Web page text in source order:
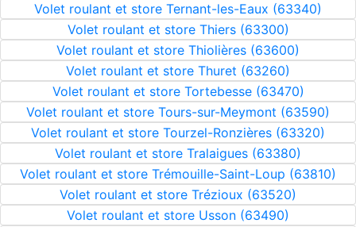
Volet roulant et store Ternant-les-Eaux (63340)
Volet roulant et store Thiers (63300)
Volet roulant et store Thiolières (63600)
Volet roulant et store Thuret (63260)
Volet roulant et store Tortebesse (63470)
Volet roulant et store Tours-sur-Meymont (63590)
Volet roulant et store Tourzel-Ronzières (63320)
Volet roulant et store Tralaigues (63380)
Volet roulant et store Trémouille-Saint-Loup (63810)
Volet roulant et store Trézioux (63520)
Volet roulant et store Usson (63490)